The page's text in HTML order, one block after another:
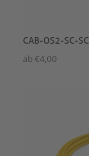
CAB-OS2-SC-SC
ab €4,00